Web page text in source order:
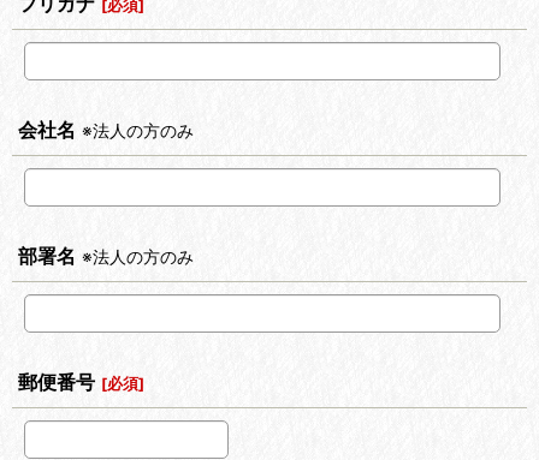
[必須]
会社名 ※法人の方のみ
部署名 ※法人の方のみ
郵便番号 [必須]